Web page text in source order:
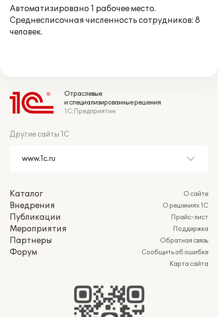
Автоматизировано 1 рабочее место.
Среднесписочная численность сотрудников: 8
человек.
Отраслевые
и специализированные решения
1С:Предприятие
Другие сайты 1С
Каталог
Внедрения
Публикации
Мероприятия
Партнеры
Форум
О сайте
О решениях 1С
Прайс-лист
Поддержка
Обратная связь
Сообщить об ошибке
Карта сайта